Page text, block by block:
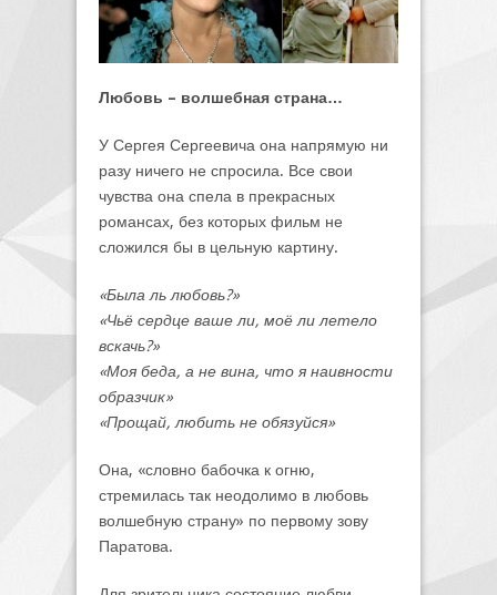
Любовь – волшебная страна…
У Сергея Сергеевича она напрямую ни
разу ничего не спросила. Все свои
чувства она спела в прекрасных
романсах, без которых фильм не
сложился бы в цельную картину.
«Была ль любовь?»
«Чьё сердце ваше ли, моё ли летело
вскачь?»
«Моя беда, а не вина, что я наивности
образчик»
«Прощай, любить не обязуйся»
Она, «словно бабочка к огню,
стремилась так неодолимо в любовь
волшебную страну» по первому зову
Паратова.